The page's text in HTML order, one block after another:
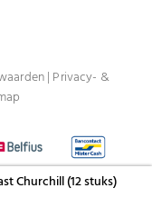
Churchill (12 stuks)
| Privacy- &